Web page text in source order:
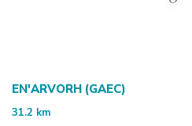
EN'ARVORH (GAEC)
31.2 km